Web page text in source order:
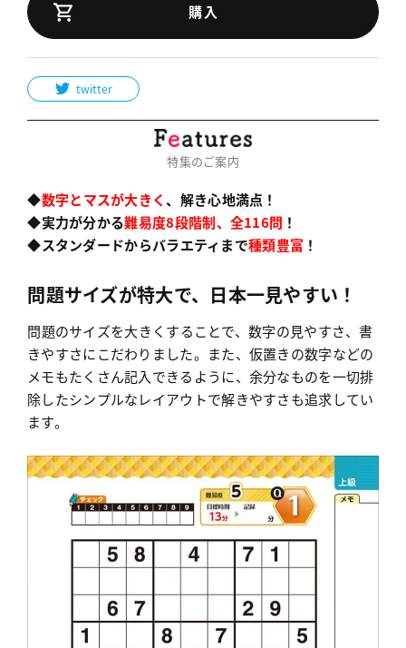
購入
twitter
特集のご案内
◆数字とマスが大きく、解き心地満点！
◆実力が分かる難易度8段階制、全116問 ！
◆スタンダードからバラエティまで種類豊富 ！
問題サイズが特大で、日本一見やすい！
問題のサイズを大きくすることで、数字の見やすさ、書
きやすさにこだわりました。また、仮置きの数字などの
メモもたくさん記入できるように、余分なものを一切排
除したシンプルなレイアウトで解きやすさも追求してい
ます。